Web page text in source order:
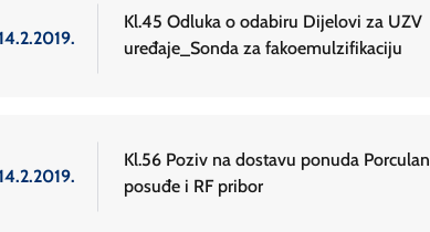
Kl.45 Odluka o odabiru Dijelovi za UZV
uređaje_Sonda za fakoemulzifikaciju
Kl.56 Poziv na dostavu ponuda Porculan
posuđe i RF pribor